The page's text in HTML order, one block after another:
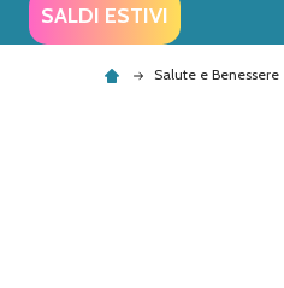
SALDI ESTIVI
Salute e Benessere